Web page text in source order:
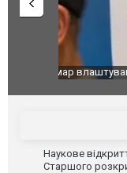
Мудрик
Наукове
Старшого